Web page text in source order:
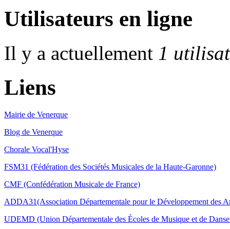
Utilisateurs en ligne
Il y a actuellement 1
Liens
Mairie de Venerque
Blog de Venerque
Chorale Vocal'Hyse
FSM31 (Fédération des Sociétés Musicales de la Haute-Garonne)
CMF (Confédération Musicale de France)
ADDA31(Association Départementale pour le Développement des
UDEMD (Union Départementale des Écoles de Musique et de